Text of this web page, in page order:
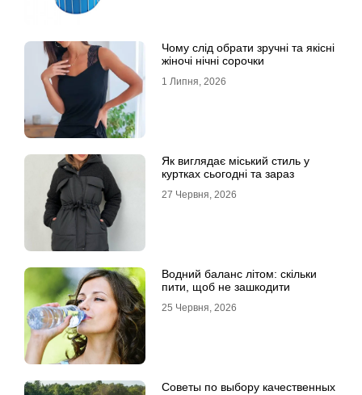
Чому слід обрати зручні та якісні
жіночі нічні сорочки
1 Липня, 2026
Як виглядає міський стиль у
куртках сьогодні та зараз
27 Червня, 2026
Водний баланс літом: скільки
пити, щоб не зашкодити
25 Червня, 2026
Советы по выбору качественных